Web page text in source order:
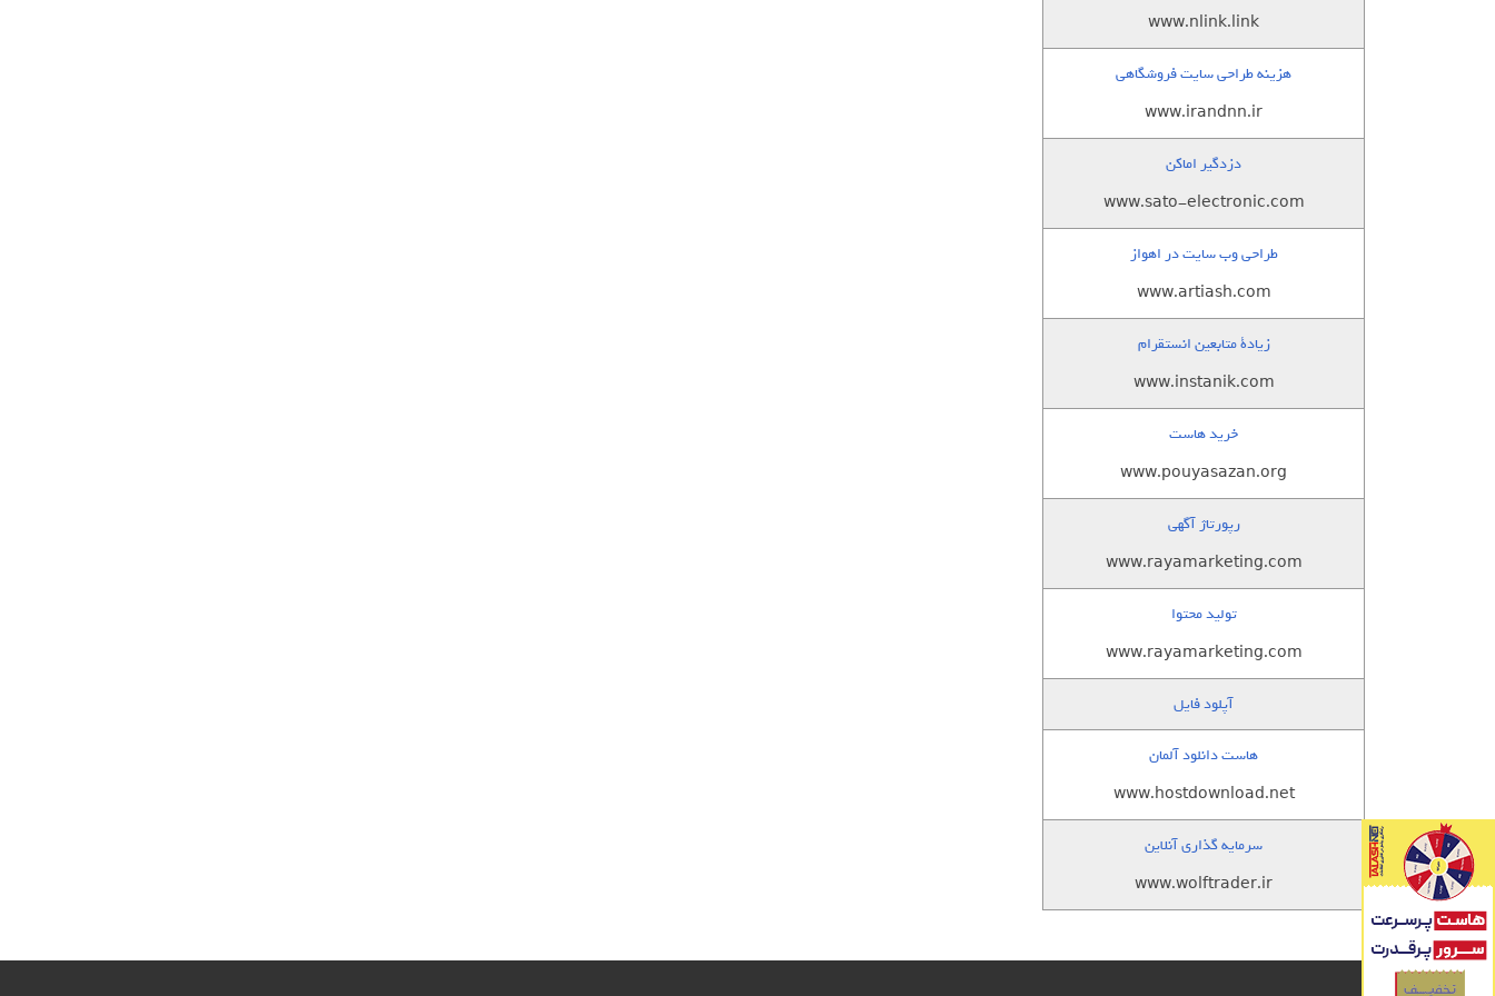
www.nlink.link
هزینه طراحی سایت فروشگاهی
www.irandnn.ir
دزدگیر اماکن
www.sato-electronic.com
طراحی وب سایت در اهواز
www.artiash.com
زيادة متابعين انستقرام
www.instanik.com
خرید هاست
www.pouyasazan.org
رپورتاژ آگهی
www.rayamarketing.com
تولید محتوا
www.rayamarketing.com
آپلود فایل
هاست دانلود آلمان
www.hostdownload.net
سرمایه گذاری آنلاین
www.wolftrader.ir